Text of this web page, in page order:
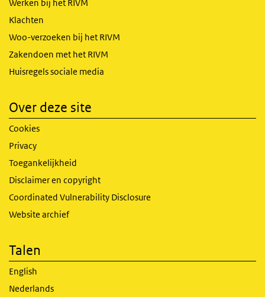
Werken bij het RIVM
Klachten
Woo-verzoeken bij het RIVM
Zakendoen met het RIVM
Huisregels sociale media
Over deze site
Cookies
Privacy
Toegankelijkheid
Disclaimer en copyright
Coordinated Vulnerability Disclosure
Website archief
Talen
English
Nederlands